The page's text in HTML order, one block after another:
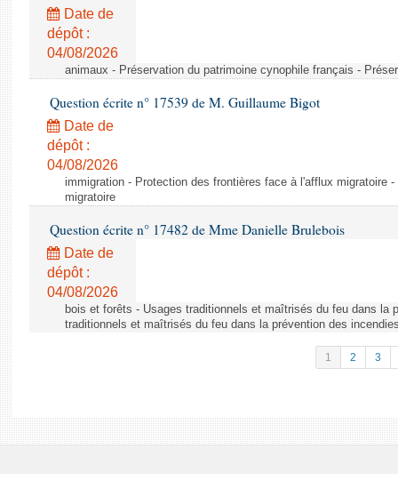
Date de
dépôt :
04/08/2026
animaux - Préservation du patrimoine cynophile français -
Question écrite n° 17539 de M. Guillaume Bigot
Date de
dépôt :
04/08/2026
immigration - Protection des frontières face à l'afflux migratoire
migratoire
Question écrite n° 17482 de Mme Danielle Brulebois
Date de
dépôt :
04/08/2026
bois et forêts - Usages traditionnels et maîtrisés du feu dans la
traditionnels et maîtrisés du feu dans la prévention des
1 2 3